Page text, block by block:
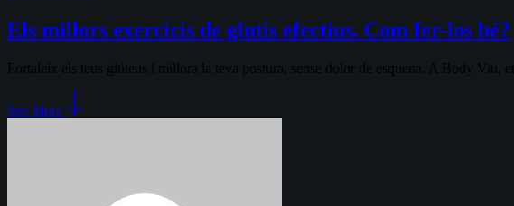
Els millors exercicis de glutis efectius. Com fer-los bé?
Fortaleix els teus glúteus i millora la teva postura, sense dolor de esquena. A Body Viu,
See More